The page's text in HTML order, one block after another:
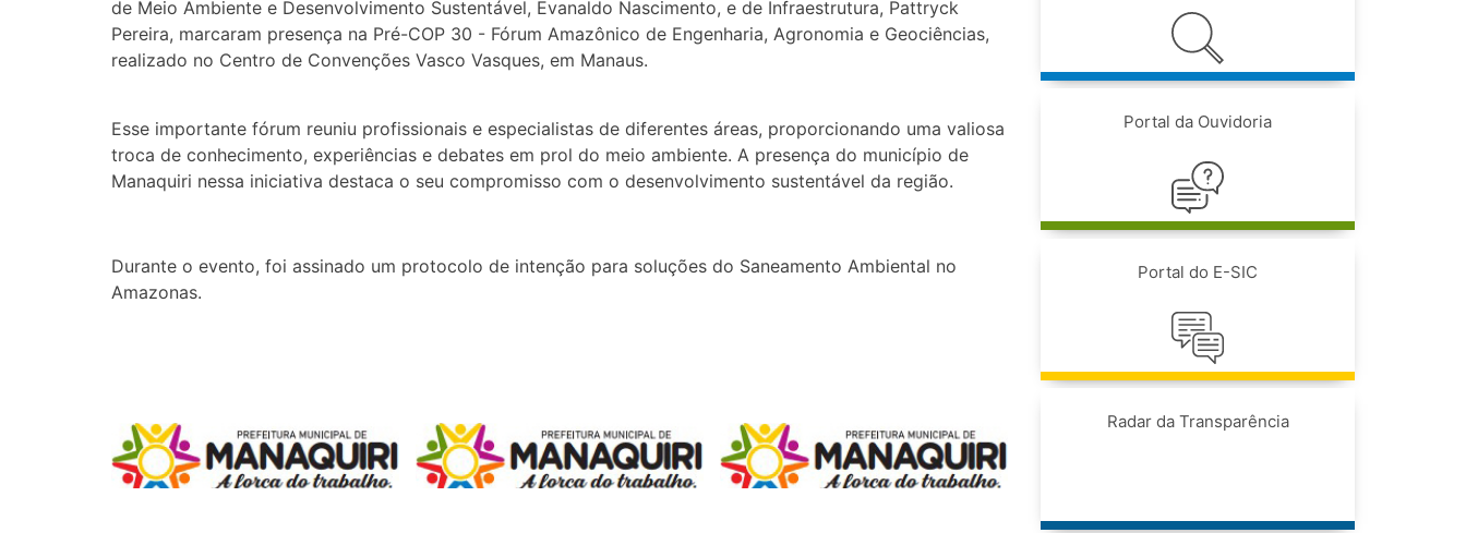
de Meio Ambiente e Desenvolvimento Sustentável, Evanaldo Nascimento, e de Infraestrutura, Pattryck
Pereira, marcaram presença na Pré-COP 30 - Fórum Amazônico de Engenharia, Agronomia e Geociências,
realizado no Centro de Convenções Vasco Vasques, em Manaus.
Esse importante fórum reuniu profissionais e especialistas de diferentes áreas, proporcionando uma valiosa
troca de conhecimento, experiências e debates em prol do meio ambiente. A presença do município de
Manaquiri nessa iniciativa destaca o seu compromisso com o desenvolvimento sustentável da região.
Durante o evento, foi assinado um protocolo de intenção para soluções do Saneamento Ambiental no
Amazonas.
Portal da Ouvidoria
Portal do E-SIC
Radar da Transparência